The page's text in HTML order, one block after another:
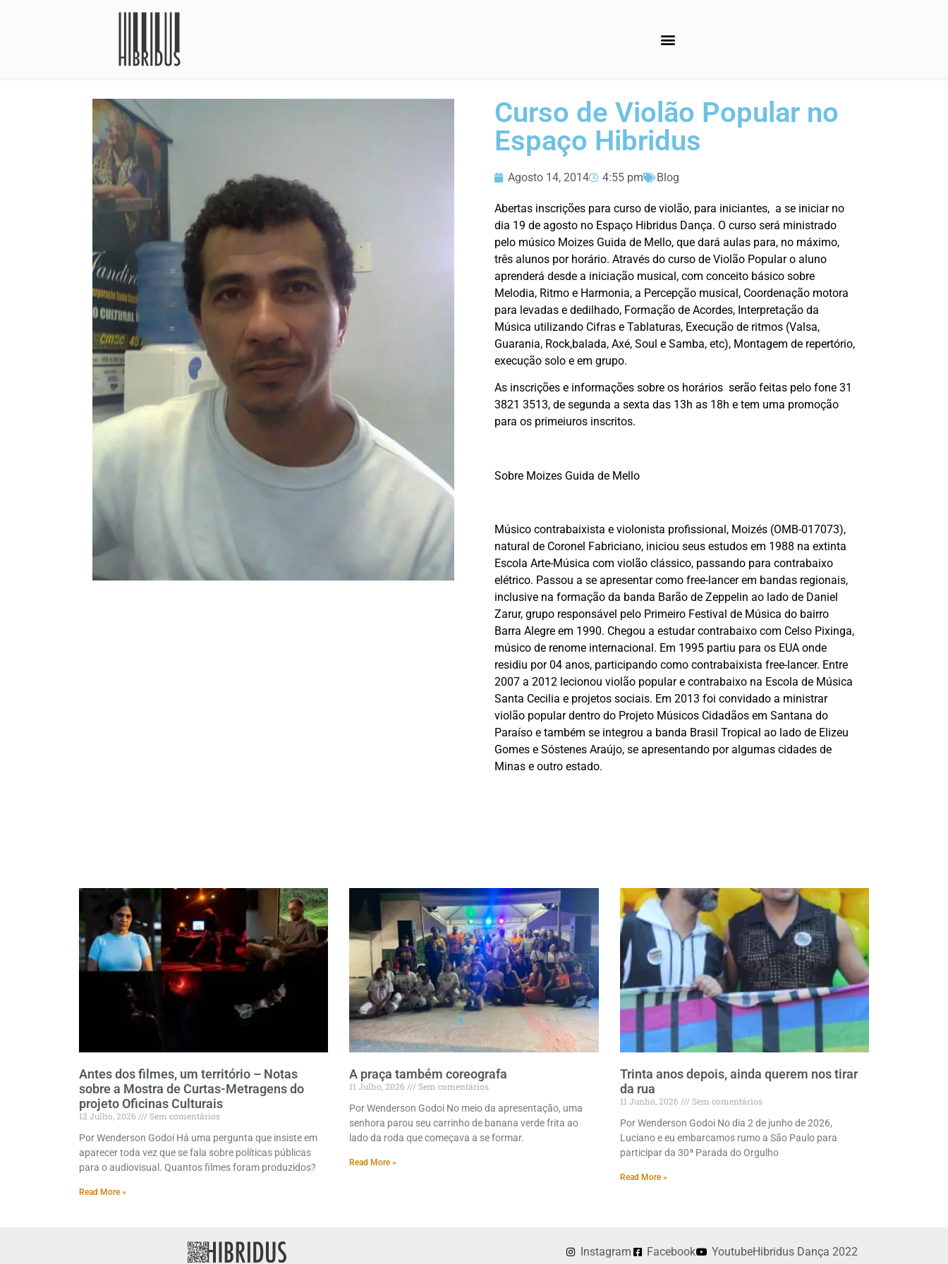
Curso de Violão Popular no
Espaço Hibridus
Agosto 14, 2014 4:55 pm Blog
Abertas inscrições para curso de violão, para iniciantes, a se iniciar no
dia 19 de agosto no Espaço Hibridus Dança. O curso será ministrado
pelo músico Moizes Guida de Mello, que dará aulas para, no máximo,
três alunos por horário. Através do curso de Violão Popular o aluno
aprenderá desde a iniciação musical, com conceito básico sobre
Melodia, Ritmo e Harmonia, a Percepção musical, Coordenação motora
para levadas e dedilhado, Formação de Acordes, Interpretação da
Música utilizando Cifras e Tablaturas, Execução de ritmos (Valsa,
Guarania, Rock,balada, Axé, Soul e Samba, etc), Montagem de repertório,
execução solo e em grupo.
As inscrições e informações sobre os horários serão feitas pelo fone 31
3821 3513, de segunda a sexta das 13h as 18h e tem uma promoção
para os primeiuros inscritos.
Sobre Moizes Guida de Mello
Músico contrabaixista e violonista profissional, Moizés (OMB-017073),
natural de Coronel Fabriciano, iniciou seus estudos em 1988 na extinta
Escola Arte-Música com violão clássico, passando para contrabaixo
elétrico. Passou a se apresentar como free-lancer em bandas regionais,
inclusive na formação da banda Barão de Zeppelin ao lado de Daniel
Zarur, grupo responsável pelo Primeiro Festival de Música do bairro
Barra Alegre em 1990. Chegou a estudar contrabaixo com Celso Pixinga,
músico de renome internacional. Em 1995 partiu para os EUA onde
residiu por 04 anos, participando como contrabaixista free-lancer. Entre
2007 a 2012 lecionou violão popular e contrabaixo na Escola de Música
Santa Cecilia e projetos sociais. Em 2013 foi convidado a ministrar
violão popular dentro do Projeto Músicos Cidadãos em Santana do
Paraíso e também se integrou a banda Brasil Tropical ao lado de Elizeu
Gomes e Sóstenes Araújo, se apresentando por algumas cidades de
Minas e outro estado.
Antes dos filmes, um território – Notas
sobre a Mostra de Curtas-Metragens do
projeto Oficinas Culturais
12 Julho, 2026
Sem comentários
Por Wenderson Godoi Há uma pergunta que insiste em
aparecer toda vez que se fala sobre políticas públicas
para o audiovisual. Quantos filmes foram produzidos?
Read More »
A praça também coreografa
11 Julho, 2026
Sem comentários
Por Wenderson Godoi No meio da apresentação, uma
senhora parou seu carrinho de banana verde frita ao
lado da roda que começava a se formar.
Read More »
Trinta anos depois, ainda querem nos tirar
da rua
11 Junho, 2026
Sem comentários
Por Wenderson Godoi No dia 2 de junho de 2026,
Luciano e eu embarcamos rumo a São Paulo para
participar da 30ª Parada do Orgulho
Read More »
Instagram Facebook YoutubeHibridus Dança 2022